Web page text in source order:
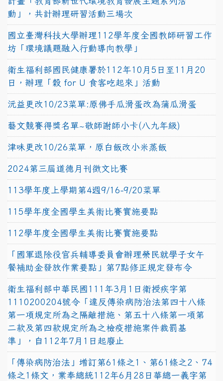
動」，共計辦理研習活動三場次
國立臺灣科技大學辦理112學年度全國教師研習工作
坊「環境議題融入行動導向教學」
衛生福利部國民健康署於112年10月5日至11月20
日，辦理「穀 for U 食客吃起來」活動
沅益更改10/23菜單:原佛手瓜滑蛋改為蒲瓜滑蛋
藝文競賽得獎名單~敬師謝師小卡(八九年級)
津味更改10/26菜單，原白飯改小米蒸飯
2024第三屆道德月刊徵文比賽
113學年度上學期第4週9/16-9/20菜單
115學年度全國學生美術比賽實施要點
112學年度全國學生美術比賽實施要點
「國軍退除役官兵輔導委員會辦理榮民就學子女午
餐補助金發放作業要點」第7點修正規定發布令
衛生福利部中華民國111年3月1日衛授疾字第
1110200204號令「違反傳染病防治法第四十八條
第一項規定所為之隔離措施、第五十八條第一項第
二款及第四款規定所為之檢疫措施案件裁罰基
準」，自112年7月1日起廢止
「傳染病防治法」增訂第61條之1、第61條之2、74
條之1條文，業奉總統112年6月28日華總一義字第